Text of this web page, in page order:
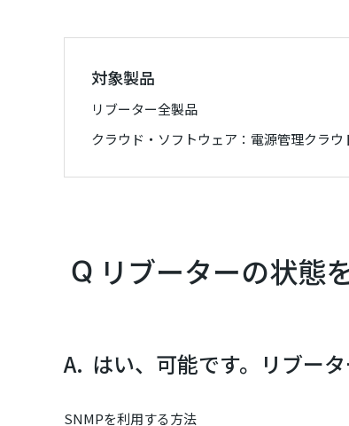
対象製品
リブーター全製品
クラウド・ソフトウェア：電源管理クラウ
リブーターの状態
A. はい、可能です。リブー
SNMPを利用する方法